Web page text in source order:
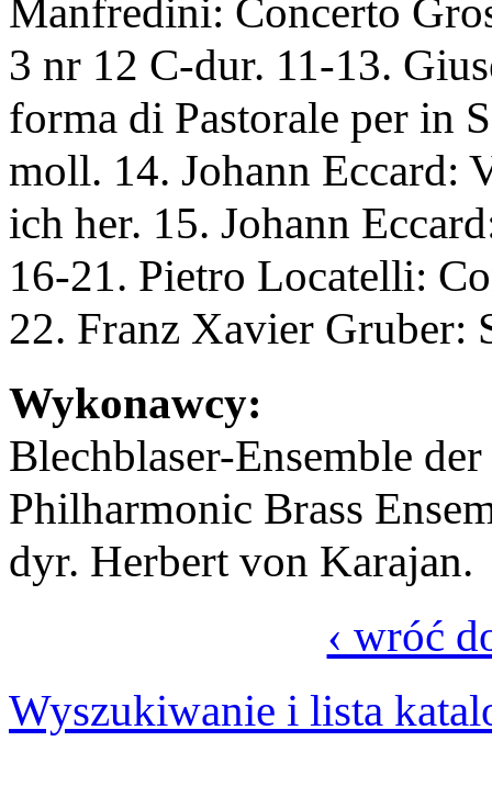
Manfredini: Concerto
3 nr 12 C-dur. 11-13.
forma di Pastorale per in
moll. 14. Johann Eccard:
ich her. 15. Johann
16-21. Pietro Locatelli:
22. Franz Xavier Gruber:
Wykonawcy:
Blechblaser-Ensemble
Philharmonic Brass
dyr. Herbert von Karajan.
‹ wróć
Wyszukiwanie i lista